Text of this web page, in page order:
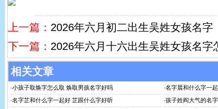
上一篇： 2026年六月初二出生吴姓女孩名字
下一篇： 2026年六月十六出生吴姓女孩名字
相关文章
·小孩子取焕字怎么取 焕取男孩名字好吗 ·名字晨和什么字一
·名字芷和什么字一起好 芷跟什么字好听 ·孩子姓阎大气的名